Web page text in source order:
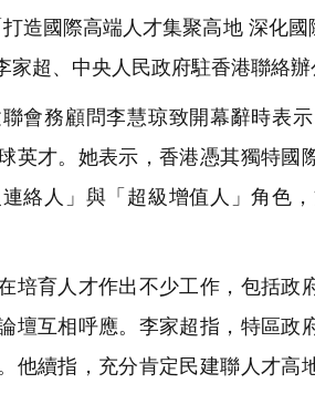
造國際高端人才集聚高地 深化
超、中央人民政府駐香港聯絡辦
會務顧問李慧琼致開幕辭時表
英才。她表示，香港憑其獨特國
絡人」與「超級增值人」角色
育人才作出不少工作，包括政
壇互相呼應。李家超指，特區政
他續指，充分肯定民建聯人才高